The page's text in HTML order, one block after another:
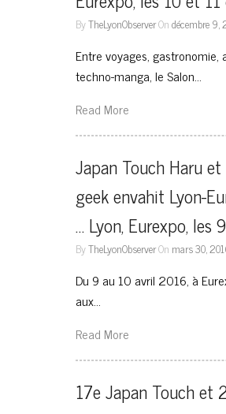
ByTheLyonObserverOndécembre 9,
Entre voyages,
techno-manga, le Salon…
Read More
Japan Touch Haru et
geek envahit Lyon-
… Lyon, Eurexpo,
ByTheLyonObserverOn mars 30,
Du 9 au 10 avril 2016, à
aux…
Read More
17e Japan Touch et